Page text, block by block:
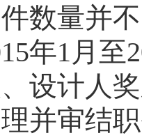
数量并
年1月至
设计人
并审结